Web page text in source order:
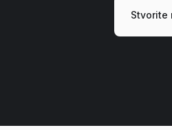
Stvorite